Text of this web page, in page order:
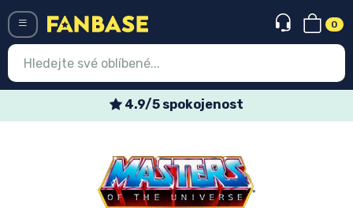
0
4.9/5 spokojenost
Nejnovější věci